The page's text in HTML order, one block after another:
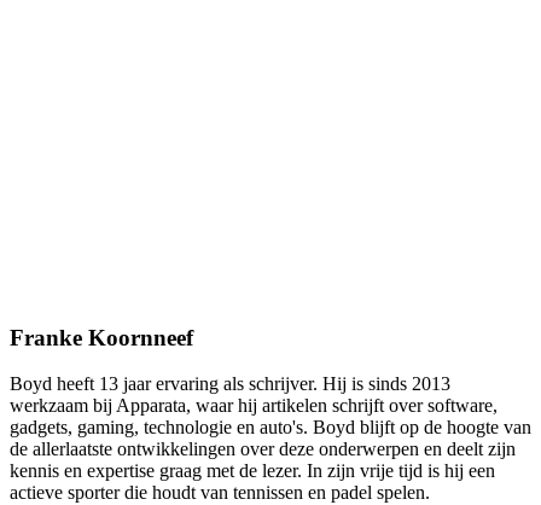
Franke Koornneef
Boyd heeft 13 jaar ervaring als schrijver. Hij is sinds 2013
werkzaam bij Apparata, waar hij artikelen schrijft over software,
gadgets, gaming, technologie en auto's. Boyd blijft op de hoogte van
de allerlaatste ontwikkelingen over deze onderwerpen en deelt zijn
kennis en expertise graag met de lezer. In zijn vrije tijd is hij een
actieve sporter die houdt van tennissen en padel spelen.